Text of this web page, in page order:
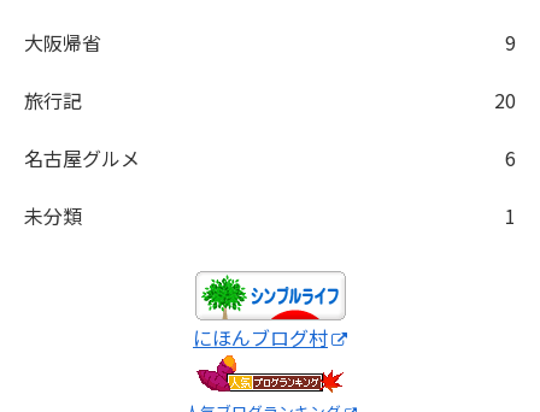
大阪帰省
9
旅行記
20
名古屋グルメ
6
未分類
1
にほんブログ村